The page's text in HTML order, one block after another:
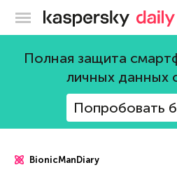
Блог
Полная защита
личных данных
Попробовать
BionicManDiary